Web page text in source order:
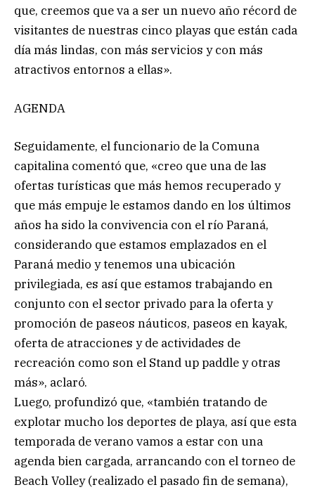
que, creemos que va a ser un nuevo año récord de
visitantes de nuestras cinco playas que están cada
día más lindas, con más servicios y con más
atractivos entornos a ellas».
AGENDA
Seguidamente, el funcionario de la Comuna
capitalina comentó que, «creo que una de las
ofertas turísticas que más hemos recuperado y
que más empuje le estamos dando en los últimos
años ha sido la convivencia con el río Paraná,
considerando que estamos emplazados en el
Paraná medio y tenemos una ubicación
privilegiada, es así que estamos trabajando en
conjunto con el sector privado para la oferta y
promoción de paseos náuticos, paseos en kayak,
oferta de atracciones y de actividades de
recreación como son el Stand up paddle y otras
más», aclaró.
Luego, profundizó que, «también tratando de
explotar mucho los deportes de playa, así que esta
temporada de verano vamos a estar con una
agenda bien cargada, arrancando con el torneo de
Beach Volley (realizado el pasado fin de semana),